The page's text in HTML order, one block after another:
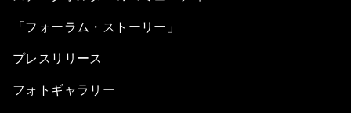
This Populist World
Karan Johar
「フォーラム・ストーリー」
プレスリリース
フォトギャラリー